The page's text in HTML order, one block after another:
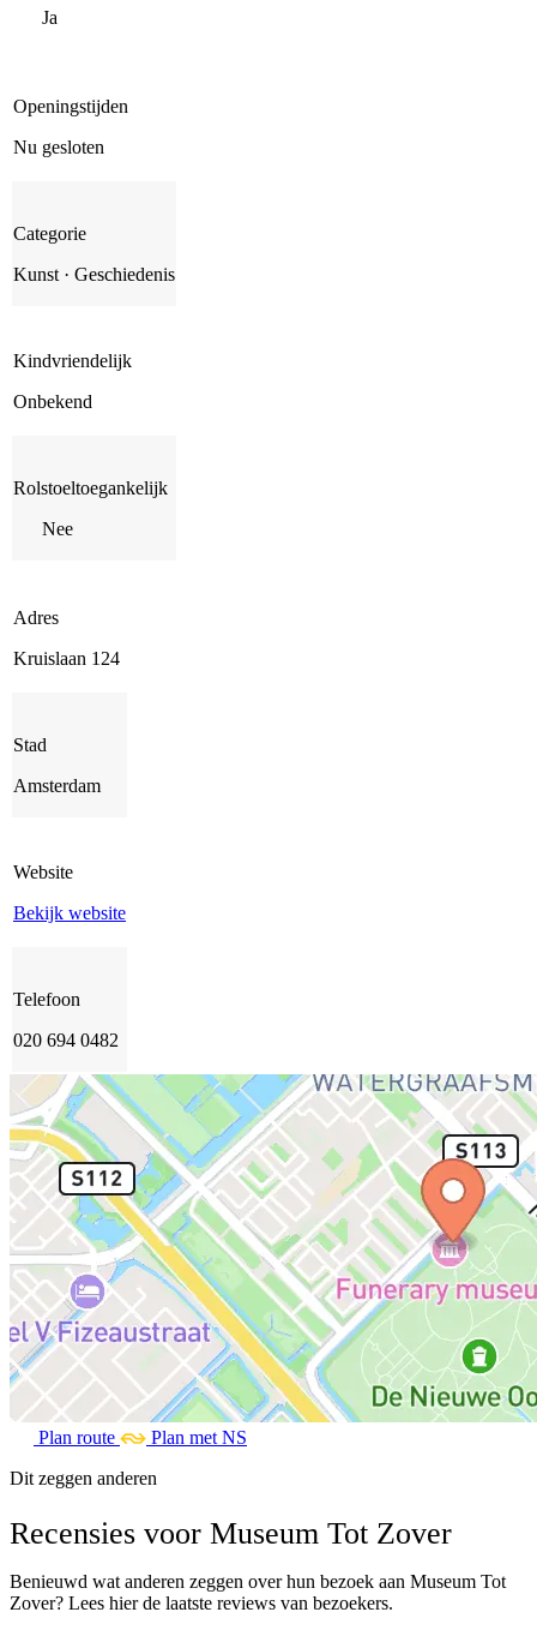
Ja
Openingstijden
Nu gesloten
Categorie
Kunst · Geschiedenis
Kindvriendelijk
Onbekend
Rolstoeltoegankelijk
Nee
Adres
Kruislaan 124
Stad
Amsterdam
Website
Bekijk website
Telefoon
020 694 0482
Plan route
Plan met NS
Dit zeggen anderen
Recensies voor Museum Tot Zover
Benieuwd wat anderen zeggen over hun bezoek aan Museum Tot
Zover? Lees hier de laatste reviews van bezoekers.